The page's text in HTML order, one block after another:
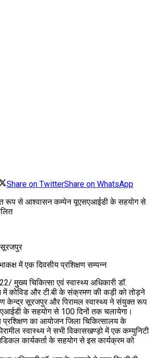
Share on TwitterShare on WhatsApp
रूप से आश्वासन कम्पेन यूएसएआईडी के सहयोग से
सूरजपुर
में एक दिवसीय प्रशिक्षण सम्पन्न
मुुख्य चिकित्सा एवं स्वास्थ्य अधिकारी डॉ.
में कोविड और टी.बी के संक्रमण की कड़ी को तोड़ने
केन्द्र सूरजपुर और पिरामल स्वास्थ्य ने संयुक्त रूप
के सहयोग से 100 दिनों तक चलायेगा।
का आयोजन जिला चिकित्सालय के
स्वास्थ्य ने सभी विकासखण्ड़ो में एक कम्युनिटी
कार्यकर्ता के सहयोग से इस कार्यक्रम को